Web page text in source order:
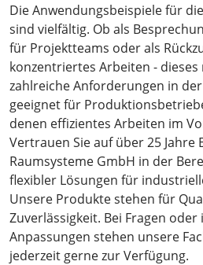
Die Anwendungsbeispiele für
sind vielfältig. Ob als
für Projektteams oder als
konzentriertes Arbeiten -
zahlreiche Anforderungen in
geeignet für
denen effizientes Arbeiten im
Vertrauen Sie auf über 25 Jahre
Raumsysteme GmbH in der
flexibler Lösungen für
Unsere Produkte stehen für
Zuverlässigkeit. Bei Fragen
Anpassungen stehen unsere
jederzeit gerne zur Verfügung.